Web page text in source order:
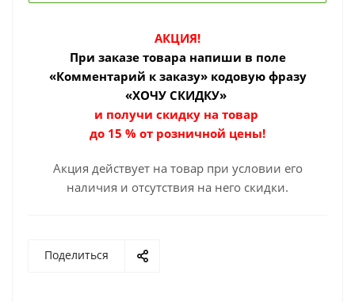
АКЦИЯ!
При заказе товара напиши в поле
«Комментарий к заказу» кодовую фразу
«ХОЧУ СКИДКУ»
и получи скидку на товар
до 15 % от розничной цены!
Акция действует на товар при условии его
наличия и отсутствия на него скидки.
Поделиться